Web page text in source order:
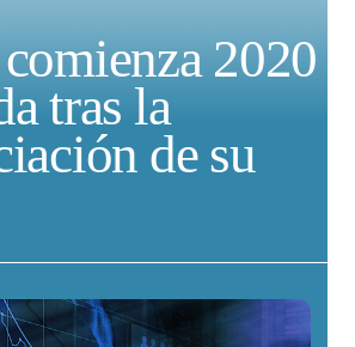
2020
tras la
de su